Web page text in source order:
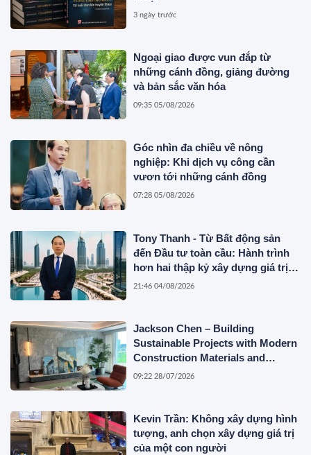
3 ngày trước
Ngoại giao được vun đắp từ
những cánh đồng, giảng đường
và bản sắc văn hóa
09:35 05/08/2026
Góc nhìn đa chiều về nông
nghiệp: Khi dịch vụ công cần
vươn tới những cánh đồng
07:28 05/08/2026
Tony Thanh - Từ Bất động sản
đến Đầu tư toàn cầu: Hành trình
hơn hai thập kỷ xây dựng giá trị
của một doanh nhân Việt tại Úc
21:46 04/08/2026
Jackson Chen – Building
Sustainable Projects with Modern
Construction Materials and
Innovative Container Solutions
09:22 28/07/2026
Kevin Trần: Không xây dựng hình
tượng, anh chọn xây dựng giá trị
của một con người